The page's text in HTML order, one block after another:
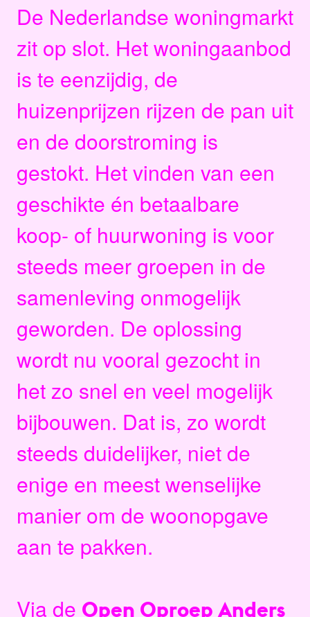
De Nederlandse woningmarkt
zit op slot. Het woningaanbod
is te eenzijdig, de
huizenprijzen rijzen de pan uit
en de doorstroming is
gestokt. Het vinden van een
geschikte én betaalbare
koop- of huurwoning is voor
steeds meer groepen in de
samenleving onmogelijk
geworden. De oplossing
wordt nu vooral gezocht in
het zo snel en veel mogelijk
bijbouwen. Dat is, zo wordt
steeds duidelijker, niet de
enige en meest wenselijke
manier om de woonopgave
aan te pakken.
Via de Open Oproep Anders